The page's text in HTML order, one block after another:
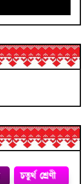
চতুৰ্থ শ্ৰেণী